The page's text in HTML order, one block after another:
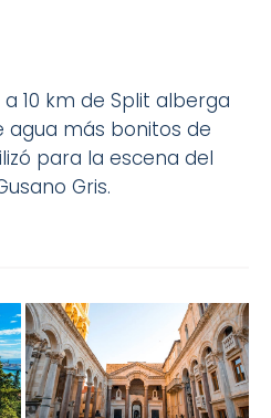
10 km de Split alberga
agua más bonitos de
para la escena del
Gris.